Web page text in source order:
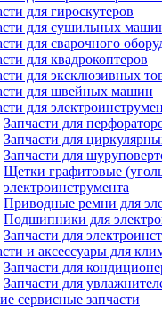
для гироскутеров
для сушильных
для сварочного
для квадрокоптеров
для эксклюзивных
для швейных машин
для
Запчасти для
Запчасти для
Запчасти для
Щетки графитовые
электроинструмента
Приводные ремни для
Подшипники для
Запчасти для
и аксессуары для
Запчасти для
Запчасти для
сервисные запчасти